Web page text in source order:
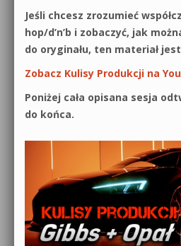
Jeśli chcesz zrozumieć
hop/d’n’b i zobaczyć, jak
do oryginału, ten materiał
Zobacz Kulisy Produkcji na
Poniżej cała opisana sesja
do końca.